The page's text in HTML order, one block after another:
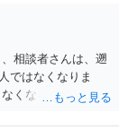
相談者さんは、遡
ではなくなりま
くなるので（明け
えて裁判所に提出